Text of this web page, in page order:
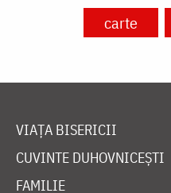
carte
VIAȚA BISERICII
CUVINTE DUHOVNICEȘTI
FAMILIE